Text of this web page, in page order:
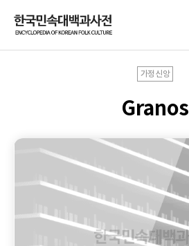
가정신앙
Granos